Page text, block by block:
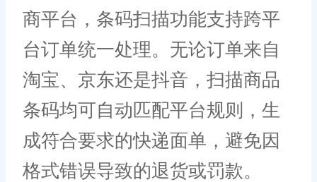
商平台，条码扫描功能支持跨平
台订单统一处理。无论订单来自
淘宝、京东还是抖音，扫描商品
条码均可自动匹配平台规则，生
成符合要求的快递面单，避免因
格式错误导致的退货或罚款。